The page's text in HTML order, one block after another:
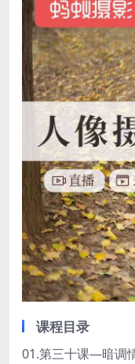
课程目录
01.第三十课—暗调